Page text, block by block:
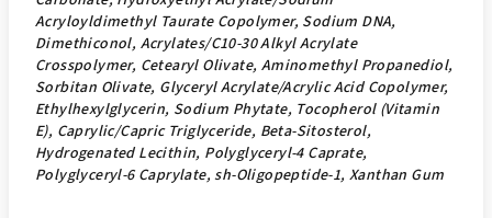
Acryloyldimethyl Taurate Copolymer, Sodium DNA,
Dimethiconol, Acrylates/C10-30 Alkyl Acrylate
Crosspolymer, Cetearyl Olivate, Aminomethyl Propanediol,
Sorbitan Olivate, Glyceryl Acrylate/Acrylic Acid Copolymer,
Ethylhexylglycerin, Sodium Phytate, Tocopherol (Vitamin
E), Caprylic/Capric Triglyceride, Beta-Sitosterol,
Hydrogenated Lecithin, Polyglyceryl-4 Caprate,
Polyglyceryl-6 Caprylate, sh-Oligopeptide-1, Xanthan Gum